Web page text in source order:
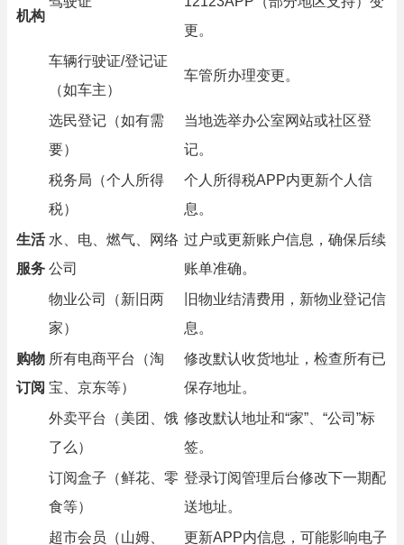
机构
更。
车辆行驶证/登记证
（如车主）
车管所办理变更。
选民登记（如有需
要）
当地选举办公室网站或社区登
记。
税务局（个人所得
税）
个人所得税APP内更新个人信
息。
生活
服务
水、电、燃气、网络
公司
过户或更新账户信息，确保后续
账单准确。
物业公司（新旧两
家）
旧物业结清费用，新物业登记信
息。
购物
订阅
所有电商平台（淘
宝、京东等）
修改默认收货地址，检查所有已
保存地址。
外卖平台（美团、饿
了么）
修改默认地址和“家”、“公司”标
签。
订阅盒子（鲜花、零
食等）
登录订阅管理后台修改下一期配
送地址。
超市会员（山姆、
更新APP内信息，可能影响电子